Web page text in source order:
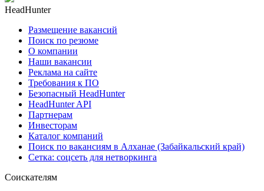
HeadHunter
Размещение вакансий
Поиск по резюме
О компании
Наши вакансии
Реклама на сайте
Требования к ПО
Безопасный HeadHunter
HeadHunter API
Партнерам
Инвесторам
Каталог компаний
Поиск по вакансиям в Алханае (Забайкальский край)
Сетка: соцсеть для нетворкинга
Соискателям